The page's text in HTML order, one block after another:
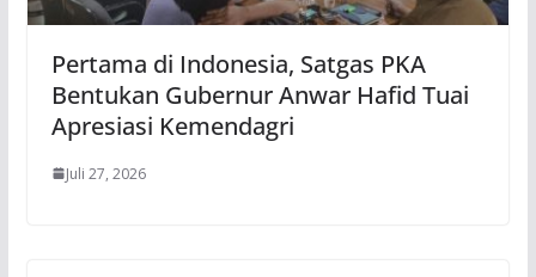
Pertama di Indonesia, Satgas PKA
Bentukan Gubernur Anwar Hafid Tuai
Apresiasi Kemendagri
Juli 27, 2026